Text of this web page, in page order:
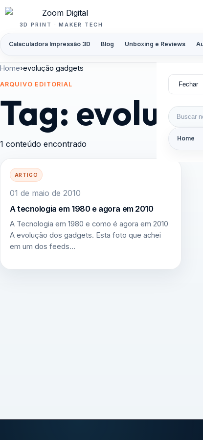
Pular para o conteúdo
3D PRINT · MAKER TECH
Calaculadora Impressão 3D Blog Unboxing e Reviews
Fechar
Buscar
Home
Home›evolução gadgets
ARQUIVO EDITORIAL
Tag:
1 conteúdo encontrado
ARTIGO
01 de maio de 2010
A tecnologia em 1980 e agora em 2010
A Tecnologia em 1980 e como é agora em 2010
A evolução dos gadgets. Esta foto que achei
em um dos feeds…